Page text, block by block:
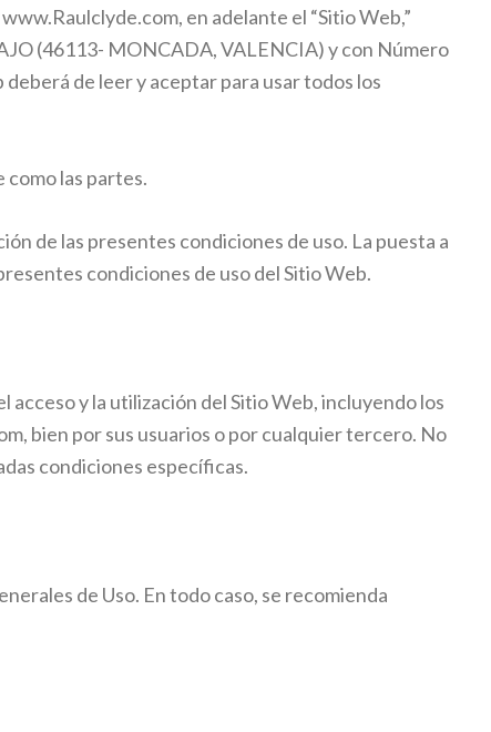
en adelante el “Sitio Web,”
(46113- MONCADA, VALENCIA) y con Número
de leer y aceptar para usar todos los
las partes.
de las presentes condiciones de uso. La puesta a
condiciones de uso del Sitio Web.
acceso y la utilización del Sitio Web, incluyendo los
bien por sus usuarios o por cualquier tercero. No
condiciones específicas.
de Uso. En todo caso, se recomienda